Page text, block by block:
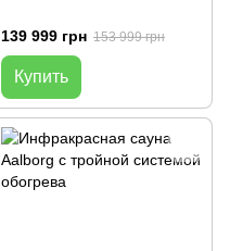
139 999 грн 153 999 грн
Купить